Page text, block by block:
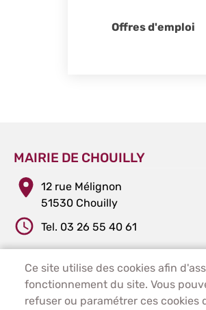
Offres d'emploi
MAIRIE DE CHOUILLY
12 rue Mélignon
51530 Chouilly
Tel. 03 26 55 40 61
Ce site utilise des cookies afin
fonctionnement du site. Vous
refuser ou paramétrer ces cookies
PIED DE PAGE - CHOUILLY
ACCUEIL
PLAN DU SITE